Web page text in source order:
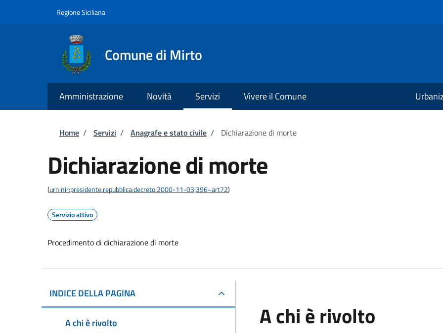
Regione Siciliana
Comune di Mirto
Amministrazione Novità Servizi Vivere il Comune
Briciole di pane
Home / Servizi / Anagrafe e stato civile / Dichiarazione di morte
Dichiarazione di morte
(urn:nir:presidente.repubblica:decreto:2000-11-03;396~art72)
Servizio attivo
Procedimento di dichiarazione di morte
INDICE DELLA PAGINA
A chi è rivolto
A chi è rivolto